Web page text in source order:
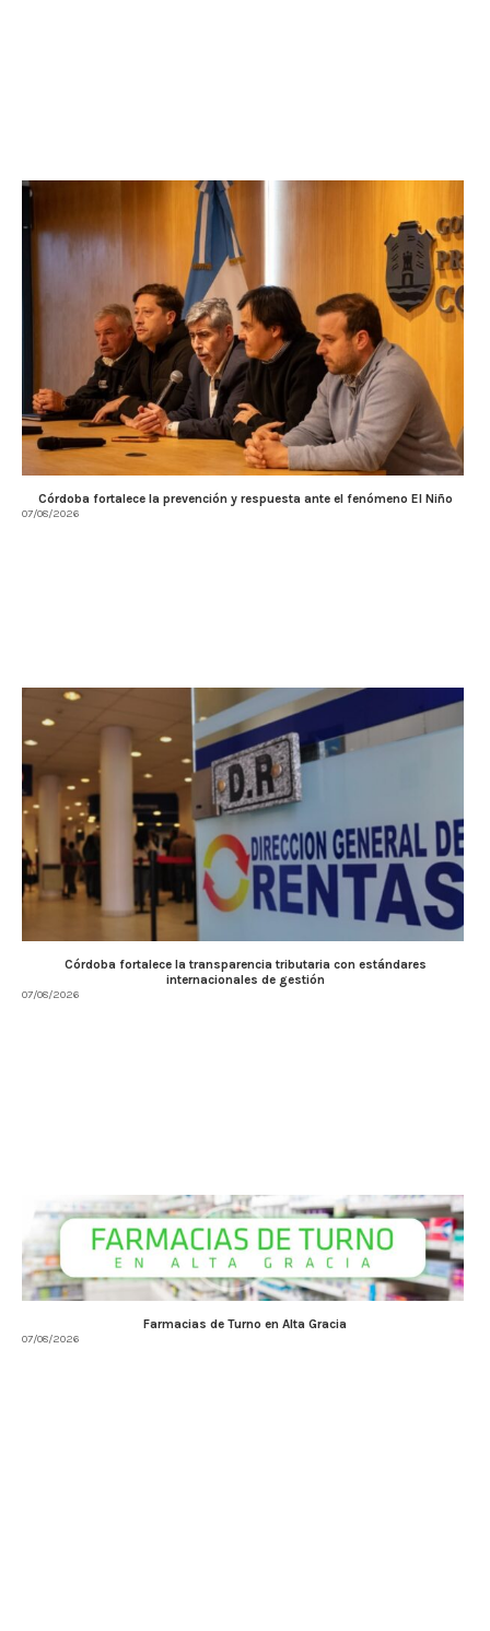
Córdoba fortalece la prevención y respuesta ante el fenómeno El Niño
07/08/2026
Córdoba fortalece la transparencia tributaria con estándares
internacionales de gestión
07/08/2026
Farmacias de Turno en Alta Gracia
07/08/2026